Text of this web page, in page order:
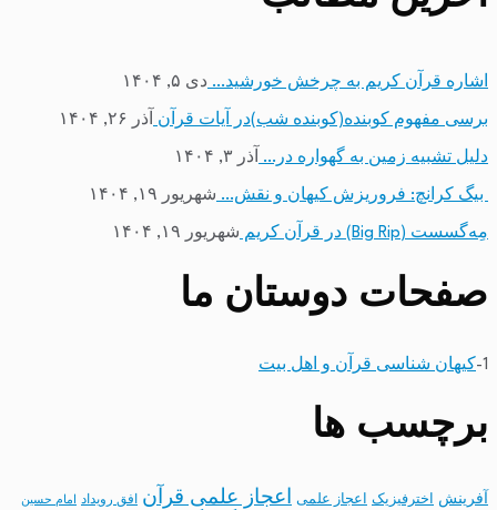
اشاره قرآن کریم به چرخش خورشید… دی ۵, ۱۴۰۴
برسی مفهوم کوبنده(کوبنده شب)در آیات قرآن آذر ۲۶, ۱۴۰۴
دلیل تشبیه زمین به گهواره در… آذر ۳, ۱۴۰۴
بیگ کرانچ: فروریزش کیهان و نقش… شهریور ۱۹, ۱۴۰۴
مِه‌گسست (Big Rip) در قرآن کریم شهریور ۱۹, ۱۴۰۴
صفحات دوستان ما
1- کیهان شناسی قرآن و اهل بیت
برچسب ها
آفرینش اخترفیزیک اعجاز علمی اعجاز علمی قرآن افق رویداد امام حسین